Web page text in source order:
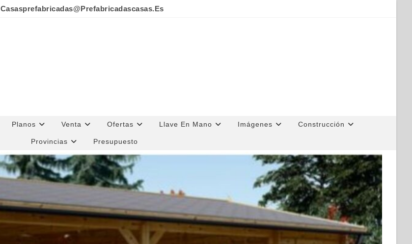
Casasprefabricadas@prefabricadascasas.es
Planos Venta Ofertas Llave En Mano Imágenes Construcción
Provincias Presupuesto